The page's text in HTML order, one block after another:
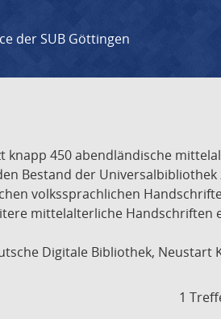
der SUB Göttingen
450 abendländische
Bestand der
volkssprachlichen
mittelalterliche Handschriften
Digitale Bibliothek, Neustart
1